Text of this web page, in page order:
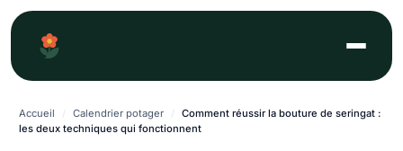
Aller
contenu
Accueil / Calendrier potager /
Comment réussir la bouture de seringat :
les deux techniques qui fonctionnent